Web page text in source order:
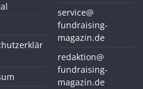
service@
fundraising-
magazin.de
redaktion@
fundraising-
magazin.de